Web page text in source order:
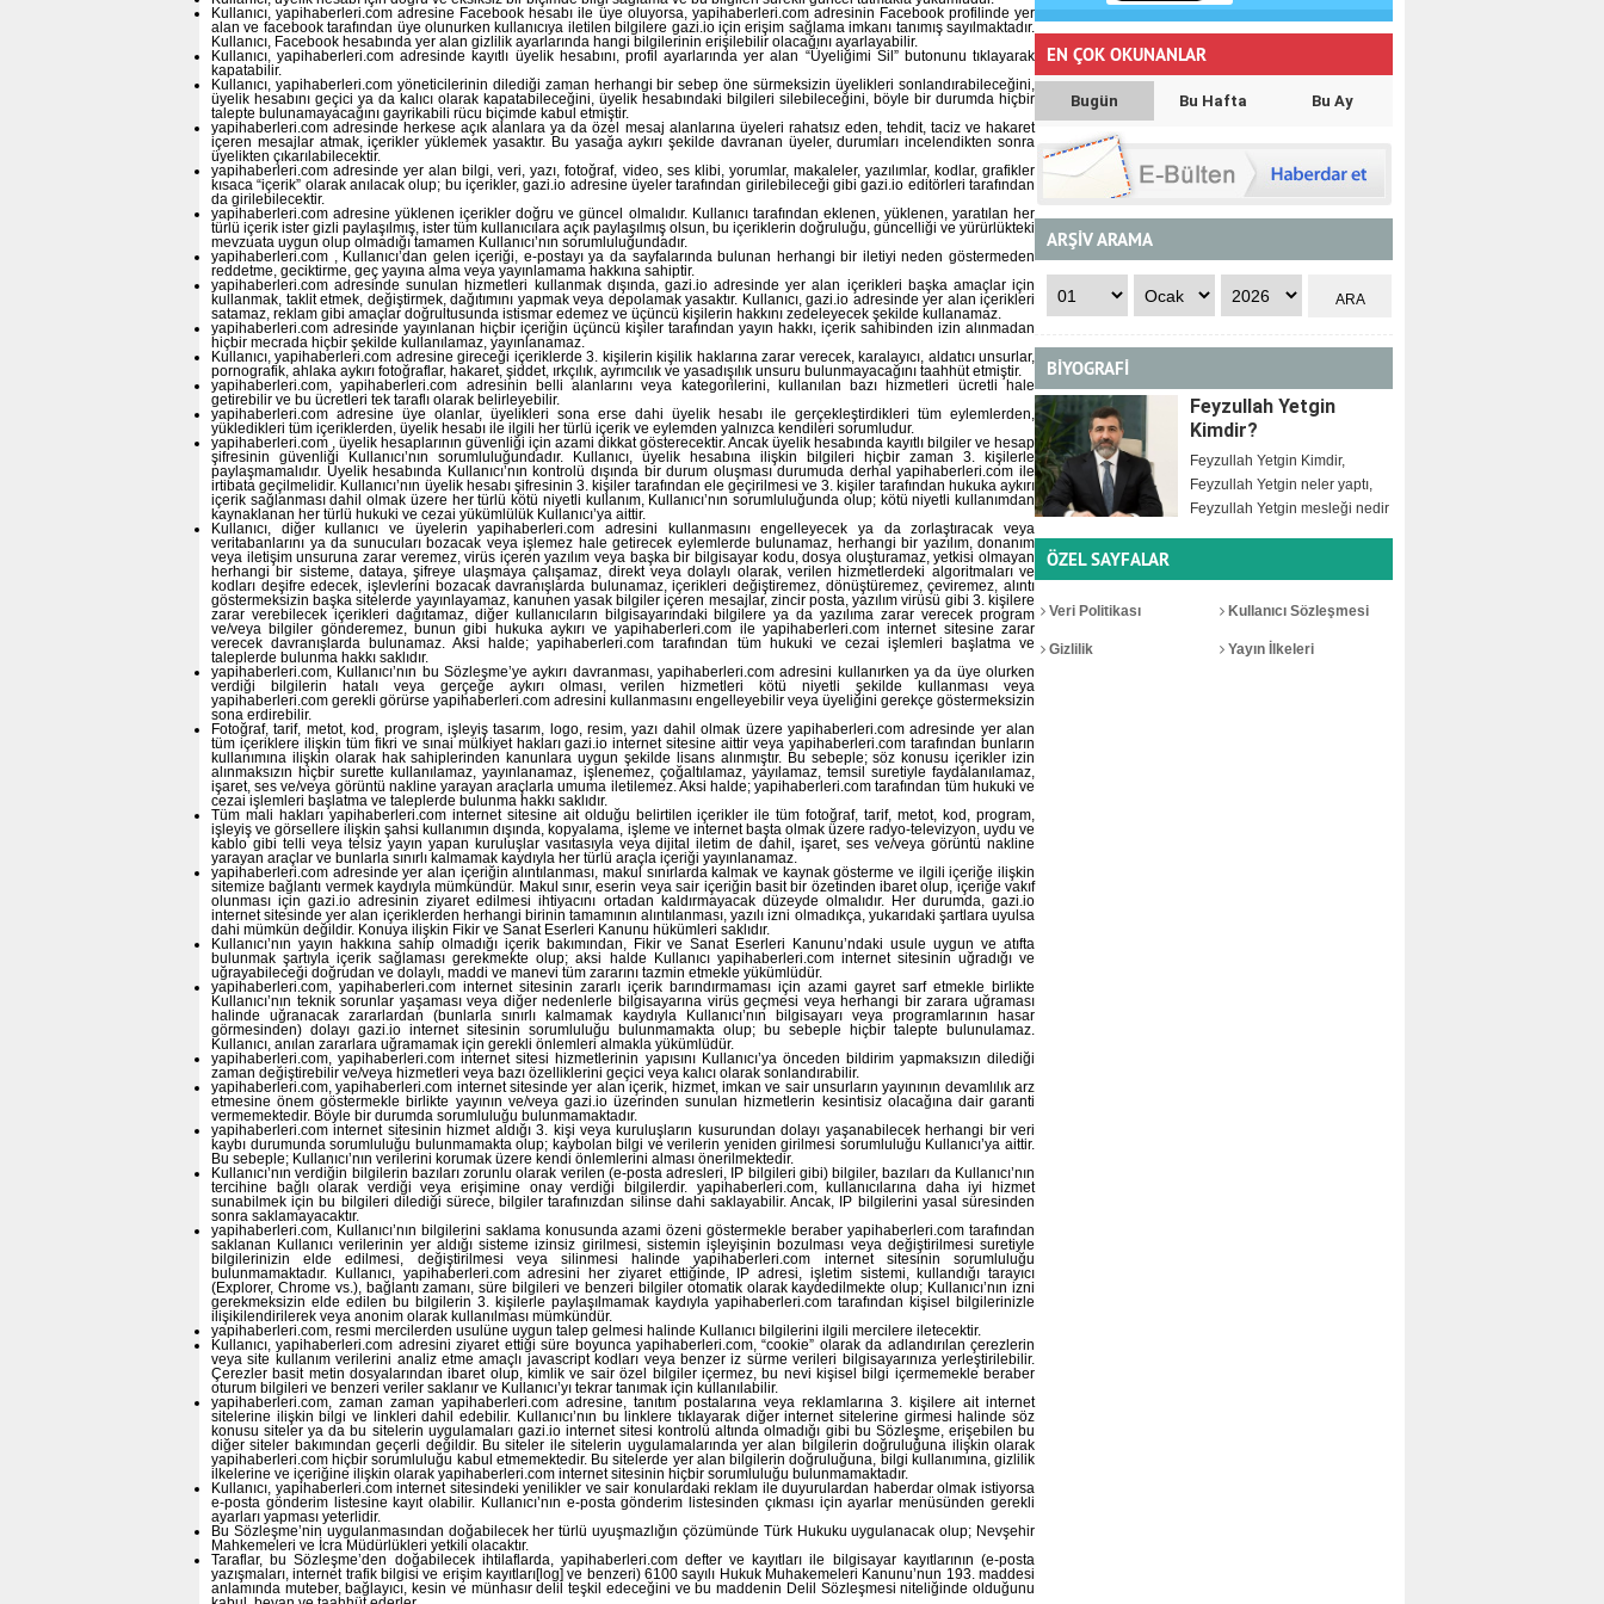
Kullanıcı, yapihaberleri.com adresine Facebook hesabı ile üye oluyorsa, yapihaberleri.com adresinin Facebook profilinde yer
alan ve facebook tarafından üye olunurken kullanıcıya iletilen bilgilere gazi.io için erişim sağlama imkanı tanımış sayılmaktadır.
Kullanıcı, Facebook hesabında yer alan gizlilik ayarlarında hangi bilgilerinin erişilebilir olacağını ayarlayabilir.
Kullanıcı, yapihaberleri.com adresinde kayıtlı üyelik hesabını, profil ayarlarında yer alan “Üyeliğimi Sil” butonunu tıklayarak
kapatabilir.
Kullanıcı, yapihaberleri.com yöneticilerinin dilediği zaman herhangi bir sebep öne sürmeksizin üyelikleri sonlandırabileceğini,
üyelik hesabını geçici ya da kalıcı olarak kapatabileceğini, üyelik hesabındaki bilgileri silebileceğini, böyle bir durumda hiçbir
talepte bulunamayacağını gayrikabili rücu biçimde kabul etmiştir.
yapihaberleri.com adresinde herkese açık alanlara ya da özel mesaj alanlarına üyeleri rahatsız eden, tehdit, taciz ve hakaret
içeren mesajlar atmak, içerikler yüklemek yasaktır. Bu yasağa aykırı şekilde davranan üyeler, durumları incelendikten sonra
üyelikten çıkarılabilecektir.
yapihaberleri.com adresinde yer alan bilgi, veri, yazı, fotoğraf, video, ses klibi, yorumlar, makaleler, yazılımlar, kodlar, grafikler
kısaca “içerik” olarak anılacak olup; bu içerikler, gazi.io adresine üyeler tarafından girilebileceği gibi gazi.io editörleri tarafından
da girilebilecektir.
yapihaberleri.com adresine yüklenen içerikler doğru ve güncel olmalıdır. Kullanıcı tarafından eklenen, yüklenen, yaratılan her
türlü içerik ister gizli paylaşılmış, ister tüm kullanıcılara açık paylaşılmış olsun, bu içeriklerin doğruluğu, güncelliği ve yürürlükteki
mevzuata uygun olup olmadığı tamamen Kullanıcı’nın sorumluluğundadır.
yapihaberleri.com , Kullanıcı’dan gelen içeriği, e-postayı ya da sayfalarında bulunan herhangi bir iletiyi neden göstermeden
reddetme, geciktirme, geç yayına alma veya yayınlamama hakkına sahiptir.
yapihaberleri.com adresinde sunulan hizmetleri kullanmak dışında, gazi.io adresinde yer alan içerikleri başka amaçlar için
kullanmak, taklit etmek, değiştirmek, dağıtımını yapmak veya depolamak yasaktır. Kullanıcı, gazi.io adresinde yer alan içerikleri
satamaz, reklam gibi amaçlar doğrultusunda istismar edemez ve üçüncü kişilerin hakkını zedeleyecek şekilde kullanamaz.
yapihaberleri.com adresinde yayınlanan hiçbir içeriğin üçüncü kişiler tarafından yayın hakkı, içerik sahibinden izin alınmadan
hiçbir mecrada hiçbir şekilde kullanılamaz, yayınlanamaz.
Kullanıcı, yapihaberleri.com adresine gireceği içeriklerde 3. kişilerin kişilik haklarına zarar verecek, karalayıcı, aldatıcı unsurlar,
pornografik, ahlaka aykırı fotoğraflar, hakaret, şiddet, ırkçılık, ayrımcılık ve yasadışılık unsuru bulunmayacağını taahhüt etmiştir.
yapihaberleri.com, yapihaberleri.com adresinin belli alanlarını veya kategorilerini, kullanılan bazı hizmetleri ücretli hale
getirebilir ve bu ücretleri tek taraflı olarak belirleyebilir.
yapihaberleri.com adresine üye olanlar, üyelikleri sona erse dahi üyelik hesabı ile gerçekleştirdikleri tüm eylemlerden,
yükledikleri tüm içeriklerden, üyelik hesabı ile ilgili her türlü içerik ve eylemden yalnızca kendileri sorumludur.
yapihaberleri.com , üyelik hesaplarının güvenliği için azami dikkat gösterecektir. Ancak üyelik hesabında kayıtlı bilgiler ve hesap
şifresinin güvenliği Kullanıcı’nın sorumluluğundadır. Kullanıcı, üyelik hesabına ilişkin bilgileri hiçbir zaman 3. kişilerle
paylaşmamalıdır. Üyelik hesabında Kullanıcı’nın kontrolü dışında bir durum oluşması durumuda derhal yapihaberleri.com ile
irtibata geçilmelidir. Kullanıcı’nın üyelik hesabı şifresinin 3. kişiler tarafından ele geçirilmesi ve 3. kişiler tarafından hukuka aykırı
içerik sağlanması dahil olmak üzere her türlü kötü niyetli kullanım, Kullanıcı’nın sorumluluğunda olup; kötü niyetli kullanımdan
kaynaklanan her türlü hukuki ve cezai yükümlülük Kullanıcı’ya aittir.
Kullanıcı, diğer kullanıcı ve üyelerin yapihaberleri.com adresini kullanmasını engelleyecek ya da zorlaştıracak veya
veritabanlarını ya da sunucuları bozacak veya işlemez hale getirecek eylemlerde bulunamaz, herhangi bir yazılım, donanım
veya iletişim unsuruna zarar veremez, virüs içeren yazılım veya başka bir bilgisayar kodu, dosya oluşturamaz, yetkisi olmayan
herhangi bir sisteme, dataya, şifreye ulaşmaya çalışamaz, direkt veya dolaylı olarak, verilen hizmetlerdeki algoritmaları ve
kodları deşifre edecek, işlevlerini bozacak davranışlarda bulunamaz, içerikleri değiştiremez, dönüştüremez, çeviremez, alıntı
göstermeksizin başka sitelerde yayınlayamaz, kanunen yasak bilgiler içeren mesajlar, zincir posta, yazılım virüsü gibi 3. kişilere
zarar verebilecek içerikleri dağıtamaz, diğer kullanıcıların bilgisayarındaki bilgilere ya da yazılıma zarar verecek program
ve/veya bilgiler gönderemez, bunun gibi hukuka aykırı ve yapihaberleri.com ile yapihaberleri.com internet sitesine zarar
verecek davranışlarda bulunamaz. Aksi halde; yapihaberleri.com tarafından tüm hukuki ve cezai işlemleri başlatma ve
taleplerde bulunma hakkı saklıdır.
yapihaberleri.com, Kullanıcı’nın bu Sözleşme’ye aykırı davranması, yapihaberleri.com adresini kullanırken ya da üye olurken
verdiği bilgilerin hatalı veya gerçeğe aykırı olması, verilen hizmetleri kötü niyetli şekilde kullanması veya
yapihaberleri.com gerekli görürse yapihaberleri.com adresini kullanmasını engelleyebilir veya üyeliğini gerekçe göstermeksizin
sona erdirebilir.
Fotoğraf, tarif, metot, kod, program, işleyiş tasarım, logo, resim, yazı dahil olmak üzere yapihaberleri.com adresinde yer alan
tüm içeriklere ilişkin tüm fikri ve sınai mülkiyet hakları gazi.io internet sitesine aittir veya yapihaberleri.com tarafından bunların
kullanımına ilişkin olarak hak sahiplerinden kanunlara uygun şekilde lisans alınmıştır. Bu sebeple; söz konusu içerikler izin
alınmaksızın hiçbir surette kullanılamaz, yayınlanamaz, işlenemez, çoğaltılamaz, yayılamaz, temsil suretiyle faydalanılamaz,
işaret, ses ve/veya görüntü nakline yarayan araçlarla umuma iletilemez. Aksi halde; yapihaberleri.com tarafından tüm hukuki ve
cezai işlemleri başlatma ve taleplerde bulunma hakkı saklıdır.
Tüm mali hakları yapihaberleri.com internet sitesine ait olduğu belirtilen içerikler ile tüm fotoğraf, tarif, metot, kod, program,
işleyiş ve görsellere ilişkin şahsi kullanımın dışında, kopyalama, işleme ve internet başta olmak üzere radyo-televizyon, uydu ve
kablo gibi telli veya telsiz yayın yapan kuruluşlar vasıtasıyla veya dijital iletim de dahil, işaret, ses ve/veya görüntü nakline
yarayan araçlar ve bunlarla sınırlı kalmamak kaydıyla her türlü araçla içeriği yayınlanamaz.
yapihaberleri.com adresinde yer alan içeriğin alıntılanması, makul sınırlarda kalmak ve kaynak gösterme ve ilgili içeriğe ilişkin
sitemize bağlantı vermek kaydıyla mümkündür. Makul sınır, eserin veya sair içeriğin basit bir özetinden ibaret olup, içeriğe vakıf
olunması için gazi.io adresinin ziyaret edilmesi ihtiyacını ortadan kaldırmayacak düzeyde olmalıdır. Her durumda, gazi.io
internet sitesinde yer alan içeriklerden herhangi birinin tamamının alıntılanması, yazılı izni olmadıkça, yukarıdaki şartlara uyulsa
dahi mümkün değildir. Konuya ilişkin Fikir ve Sanat Eserleri Kanunu hükümleri saklıdır.
Kullanıcı’nın yayın hakkına sahip olmadığı içerik bakımından, Fikir ve Sanat Eserleri Kanunu’ndaki usule uygun ve atıfta
bulunmak şartıyla içerik sağlaması gerekmekte olup; aksi halde Kullanıcı yapihaberleri.com internet sitesinin uğradığı ve
uğrayabileceği doğrudan ve dolaylı, maddi ve manevi tüm zararını tazmin etmekle yükümlüdür.
yapihaberleri.com, yapihaberleri.com internet sitesinin zararlı içerik barındırmaması için azami gayret sarf etmekle birlikte
Kullanıcı’nın teknik sorunlar yaşaması veya diğer nedenlerle bilgisayarına virüs geçmesi veya herhangi bir zarara uğraması
halinde uğranacak zararlardan (bunlarla sınırlı kalmamak kaydıyla Kullanıcı’nın bilgisayarı veya programlarının hasar
görmesinden) dolayı gazi.io internet sitesinin sorumluluğu bulunmamakta olup; bu sebeple hiçbir talepte bulunulamaz.
Kullanıcı, anılan zararlara uğramamak için gerekli önlemleri almakla yükümlüdür.
yapihaberleri.com, yapihaberleri.com internet sitesi hizmetlerinin yapısını Kullanıcı’ya önceden bildirim yapmaksızın dilediği
zaman değiştirebilir ve/veya hizmetleri veya bazı özelliklerini geçici veya kalıcı olarak sonlandırabilir.
yapihaberleri.com, yapihaberleri.com internet sitesinde yer alan içerik, hizmet, imkan ve sair unsurların yayınının devamlılık arz
etmesine önem göstermekle birlikte yayının ve/veya gazi.io üzerinden sunulan hizmetlerin kesintisiz olacağına dair garanti
vermemektedir. Böyle bir durumda sorumluluğu bulunmamaktadır.
yapihaberleri.com internet sitesinin hizmet aldığı 3. kişi veya kuruluşların kusurundan dolayı yaşanabilecek herhangi bir veri
kaybı durumunda sorumluluğu bulunmamakta olup; kaybolan bilgi ve verilerin yeniden girilmesi sorumluluğu Kullanıcı’ya aittir.
Bu sebeple; Kullanıcı’nın verilerini korumak üzere kendi önlemlerini alması önerilmektedir.
Kullanıcı’nın verdiğin bilgilerin bazıları zorunlu olarak verilen (e-posta adresleri, IP bilgileri gibi) bilgiler, bazıları da Kullanıcı’nın
tercihine bağlı olarak verdiği veya erişimine onay verdiği bilgilerdir. yapihaberleri.com, kullanıcılarına daha iyi hizmet
sunabilmek için bu bilgileri dilediği sürece, bilgiler tarafınızdan silinse dahi saklayabilir. Ancak, IP bilgilerini yasal süresinden
sonra saklamayacaktır.
yapihaberleri.com, Kullanıcı’nın bilgilerini saklama konusunda azami özeni göstermekle beraber yapihaberleri.com tarafından
saklanan Kullanıcı verilerinin yer aldığı sisteme izinsiz girilmesi, sistemin işleyişinin bozulması veya değiştirilmesi suretiyle
bilgilerinizin elde edilmesi, değiştirilmesi veya silinmesi halinde yapihaberleri.com internet sitesinin sorumluluğu
bulunmamaktadır. Kullanıcı, yapihaberleri.com adresini her ziyaret ettiğinde, IP adresi, işletim sistemi, kullandığı tarayıcı
(Explorer, Chrome vs.), bağlantı zamanı, süre bilgileri ve benzeri bilgiler otomatik olarak kaydedilmekte olup; Kullanıcı’nın izni
gerekmeksizin elde edilen bu bilgilerin 3. kişilerle paylaşılmamak kaydıyla yapihaberleri.com tarafından kişisel bilgilerinizle
ilişikilendirilerek veya anonim olarak kullanılması mümkündür.
yapihaberleri.com, resmi mercilerden usulüne uygun talep gelmesi halinde Kullanıcı bilgilerini ilgili mercilere iletecektir.
Kullanıcı, yapihaberleri.com adresini ziyaret ettiği süre boyunca yapihaberleri.com, “cookie” olarak da adlandırılan çerezlerin
veya site kullanım verilerini analiz etme amaçlı javascript kodları veya benzer iz sürme verileri bilgisayarınıza yerleştirilebilir.
Çerezler basit metin dosyalarından ibaret olup, kimlik ve sair özel bilgiler içermez, bu nevi kişisel bilgi içermemekle beraber
oturum bilgileri ve benzeri veriler saklanır ve Kullanıcı’yı tekrar tanımak için kullanılabilir.
yapihaberleri.com, zaman zaman yapihaberleri.com adresine, tanıtım postalarına veya reklamlarına 3. kişilere ait internet
sitelerine ilişkin bilgi ve linkleri dahil edebilir. Kullanıcı’nın bu linklere tıklayarak diğer internet sitelerine girmesi halinde söz
konusu siteler ya da bu sitelerin uygulamaları gazi.io internet sitesi kontrolü altında olmadığı gibi bu Sözleşme, erişebilen bu
diğer siteler bakımından geçerli değildir. Bu siteler ile sitelerin uygulamalarında yer alan bilgilerin doğruluğuna ilişkin olarak
yapihaberleri.com hiçbir sorumluluğu kabul etmemektedir. Bu sitelerde yer alan bilgilerin doğruluğuna, bilgi kullanımına, gizlilik
ilkelerine ve içeriğine ilişkin olarak yapihaberleri.com internet sitesinin hiçbir sorumluluğu bulunmamaktadır.
Kullanıcı, yapihaberleri.com internet sitesindeki yenilikler ve sair konulardaki reklam ile duyurulardan haberdar olmak istiyorsa
e-posta gönderim listesine kayıt olabilir. Kullanıcı’nın e-posta gönderim listesinden çıkması için ayarlar menüsünden gerekli
ayarları yapması yeterlidir.
Bu Sözleşme’nin uygulanmasından doğabilecek her türlü uyuşmazlığın çözümünde Türk Hukuku uygulanacak olup; Nevşehir
Mahkemeleri ve İcra Müdürlükleri yetkili olacaktır.
Taraflar, bu Sözleşme’den doğabilecek ihtilaflarda, yapihaberleri.com defter ve kayıtları ile bilgisayar kayıtlarının (e-posta
yazışmaları, internet trafik bilgisi ve erişim kayıtları[log] ve benzeri) 6100 sayılı Hukuk Muhakemeleri Kanunu’nun 193. maddesi
anlamında muteber, bağlayıcı, kesin ve münhasır delil teşkil edeceğini ve bu maddenin Delil Sözleşmesi niteliğinde olduğunu
EN ÇOK OKUNANLAR
Bugün Bu Hafta Bu Ay
ARŞİV ARAMA
BİYOGRAFİ
Feyzullah Yetgin
Kimdir?
Feyzullah Yetgin Kimdir,
Feyzullah Yetgin neler yaptı,
Feyzullah Yetgin mesleği nedir
ÖZEL SAYFALAR
Veri Politikası Kullanıcı Sözleşmesi
Gizlilik Yayın İlkeleri